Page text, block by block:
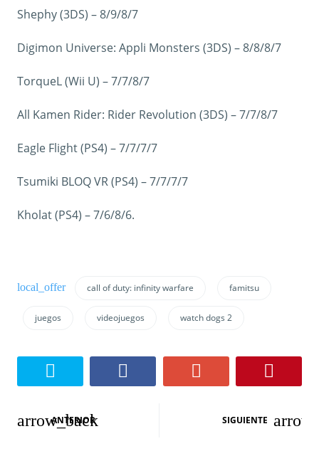
Shephy (3DS) – 8/9/8/7
Digimon Universe: Appli Monsters (3DS) – 8/8/8/7
TorqueL (Wii U) – 7/7/8/7
All Kamen Rider: Rider Revolution (3DS) – 7/7/8/7
Eagle Flight (PS4) – 7/7/7/7
Tsumiki BLOQ VR (PS4) – 7/7/7/7
Kholat (PS4) – 7/6/8/6.
call of duty: infinity warfare famitsu
juegos videojuegos watch dogs 2
N
ANTERIOR SIGUIENTE